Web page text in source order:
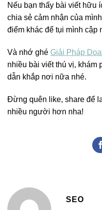
Nếu bạn thấy bài viết hữu
chia sẻ cảm nhận của
điểm khác để tụi mình cập
Và nhớ ghé Giải Pháp
nhiều bài viết thú vị, khám
dẫn khắp nơi nữa nhé.
Đừng quên like, share để
nhiều người hơn nha!
SEO